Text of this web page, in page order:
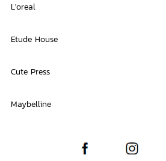
L'oreal
Etude House
Cute Press
Maybelline